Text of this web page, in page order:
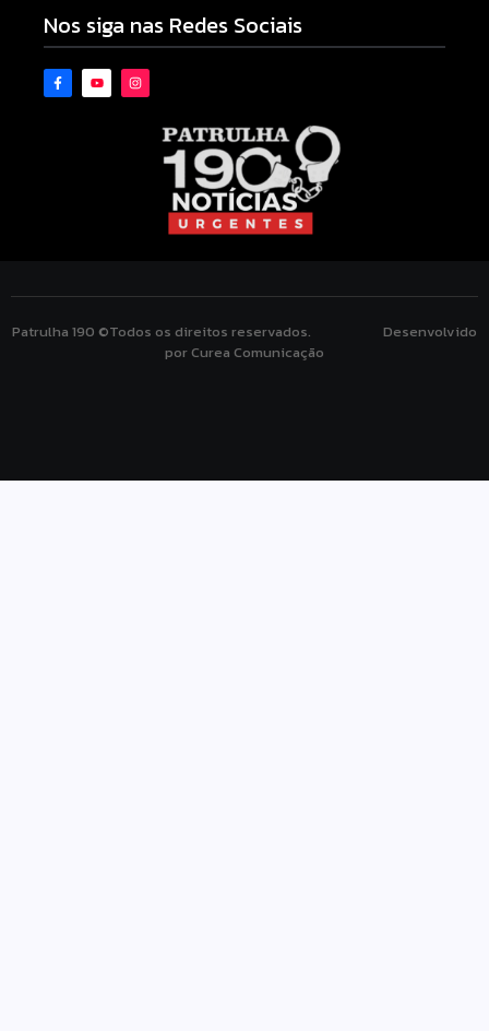
Nos siga nas Redes Sociais
Patrulha 190 ©Todos os direitos reservados. Desenvolvido
por Curea Comunicação